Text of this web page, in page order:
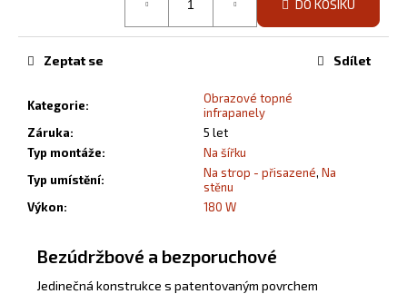
DO KOŠÍKU
Kategorie:
Obrazové topné
infrapanely
Záruka:
5 let
Typ montáže:
Na šířku
Typ umístění: Na strop - přisazené, Na
stěnu
Výkon: 180 W
Zeptat se Sdílet
Bezúdržbové a bezporuchové
Jedinečná konstrukce s patentovaným povrchem